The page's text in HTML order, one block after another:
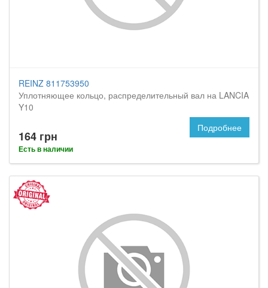
REINZ 811753950
Уплотняющее кольцо, распределительный вал на LANCIA
Y10
164 грн
Есть в наличии
Подробнее